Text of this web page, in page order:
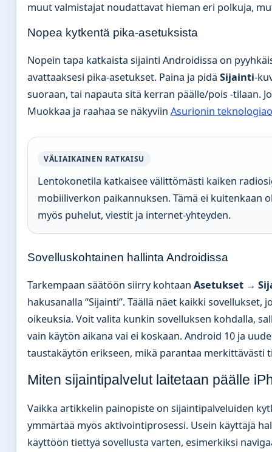
muut valmistajat noudattavat hieman eri polkuja,
Nopea kytkentä pika-asetuksista
Nopein tapa katkaista sijainti Androidissa on
avattaaksesi pika-asetukset. Paina ja pidä Sijainti-
suoraan, tai napauta sitä kerran päälle/pois -tilaan.
Muokkaa ja raahaa se näkyviin Asurionin
VÄLIAIKAINEN RATKAISU
Lentokonetila katkaisee välittömästi kaiken
mobiiliverkon paikannuksen. Tämä ei kuitenkaan
myös puhelut, viestit ja internet-yhteyden.
Sovelluskohtainen hallinta Androidissa
Tarkempaan säätöön siirry kohtaan Asetukset →
hakusanalla “Sijainti”. Täällä näet kaikki
oikeuksia. Voit valita kunkin sovelluksen kohdalla,
vain käytön aikana vai ei koskaan. Android 10 ja
taustakäytön erikseen, mikä parantaa merkittävästi
Miten sijaintipalvelut laitetaan päälle
Vaikka artikkelin painopiste on sijaintipalveluiden
ymmärtää myös aktivointiprosessi. Usein käyttäjä
käyttöön tiettyä sovellusta varten, esimerkiksi